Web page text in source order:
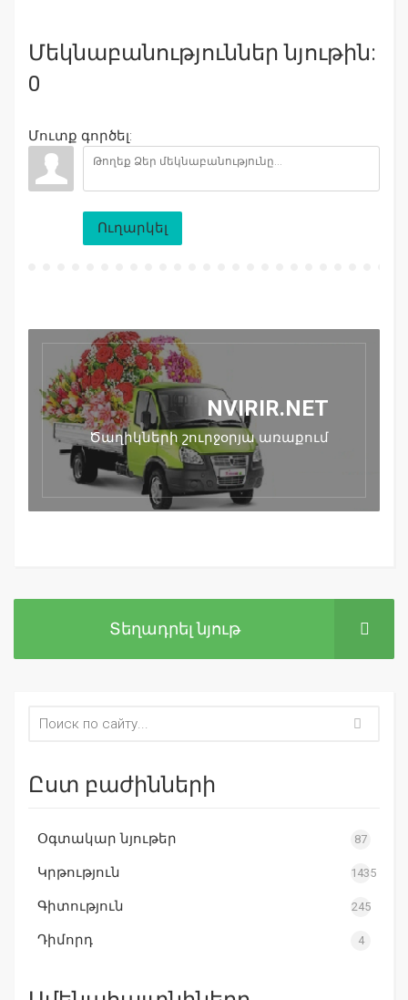
Մեկնաբանություններ նյութին:
0
Մուտք գործել:
Ուղարկել
NVIRIR.NET
Ծաղիկների շուրջօրյա առաքում
Տեղադրել նյութ
Ըստ բաժինների
Օգտակար նյութեր 87
Կրթություն 1435
Գիտություն 245
Դիմորդ 4